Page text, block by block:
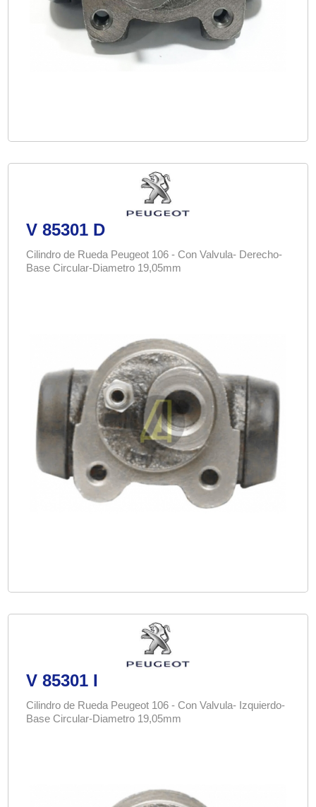
V 85301 D
Cilindro de Rueda Peugeot 106 - Con Valvula- Derecho-
Base Circular-Diametro 19,05mm
V 85301 I
Cilindro de Rueda Peugeot 106 - Con Valvula- Izquierdo-
Base Circular-Diametro 19,05mm